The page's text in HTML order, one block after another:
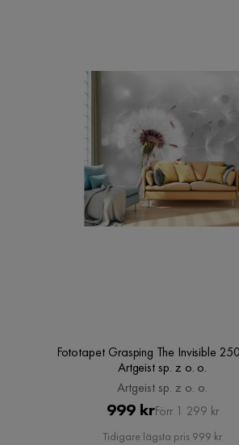
Fototapet Grasping The Invisible
Artgeist sp. z o. o.
Artgeist sp. z o. o.
Pris
999 kr Original
Pris
Förr 1 299 kr
Tidigare lägsta pris 999 kr